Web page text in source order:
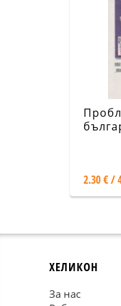
2.30 € /
ХЕЛИКОН
За нас